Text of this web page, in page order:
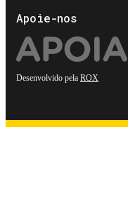
Apoie-nos
Desenvolvido pela ROX